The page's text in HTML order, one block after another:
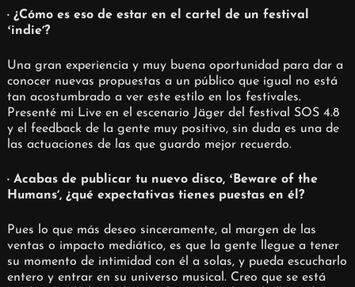
· ¿Cómo es eso de estar en el cartel de un festival
ʻindieʼ?
Una gran experiencia y muy buena oportunidad para dar a
conocer nuevas propuestas a un público que igual no está
tan acostumbrado a ver este estilo en los festivales.
Presenté mi Live en el escenario Jäger del festival SOS 4.8
y el feedback de la gente muy positivo, sin duda es una de
las actuaciones de las que guardo mejor recuerdo.
· Acabas de publicar tu nuevo disco, ʻBeware of the
Humansʼ, ¿qué expectativas tienes puestas en él?
Pues lo que más deseo sinceramente, al margen de las
ventas o impacto mediático, es que la gente llegue a tener
su momento de intimidad con él a solas, y pueda escucharlo
entero y entrar en su universo musical. Creo que se está